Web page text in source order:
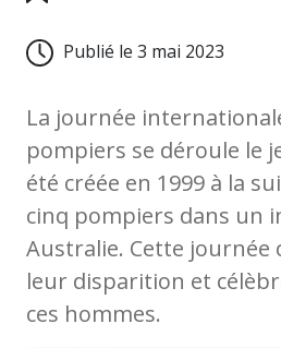
Publié le 3 mai 2023
La journée
pompiers se déroule le
été créée en 1999 à la
cinq pompiers dans un
Australie. Cette journée
leur disparition et
ces hommes.